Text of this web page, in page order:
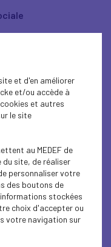
50 milliards
se font
plus par la
clarté dans ce
où la
dans la
via les 150
par
de
auxquels,
attentifs car il y a
France, on voit
des ménages
Or il n'y a pas
peut augmenter
les dépenses
et d'en améliorer
et/ou accède à
et autres
le site
au MEDEF de
du site, de réaliser
personnaliser votre
des boutons de
stockées
choix d'accepter ou
votre navigation sur